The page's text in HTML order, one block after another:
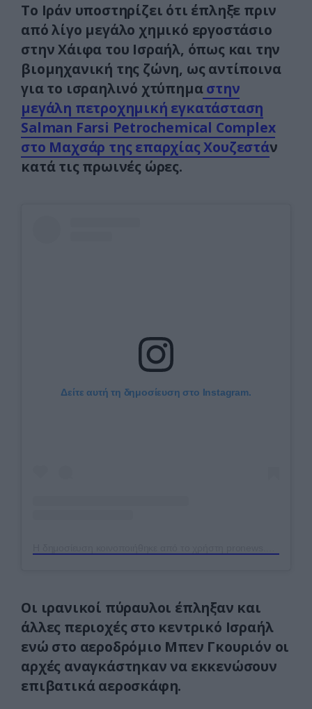
To Ιράν υποστηρίζει ότι έπληξε πριν
από λίγο μεγάλο χημικό εργοστάσιο
στην Χάιφα του Ισραήλ, όπως και την
βιομηχανική της ζώνη, ως αντίποινα
για το ισραηλινό χτύπημαστην
μεγάλη πετροχημική εγκατάσταση
Salman Farsi Petrochemical Complex
στο Μαχσάρ της επαρχίας Χουζεστάν
κατά τις πρωινές ώρες.
Δείτε αυτή τη δημοσίευση στο Instagram.
Οι ιρανικοί πύραυλοι έπληξαν και
άλλες περιοχές στο κεντρικό Ισραήλ
ενώ στο αεροδρόμιο Μπεν Γκουριόν οι
αρχές αναγκάστηκαν να εκκενώσουν
επιβατικά αεροσκάφη.